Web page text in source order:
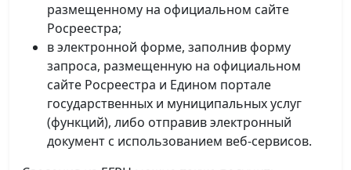
размещенному на официальном сайте
Росреестра;
в электронной форме, заполнив форму
запроса, размещенную на официальном
сайте Росреестра и Едином портале
государственных и муниципальных услуг
(функций), либо отправив электронный
документ с использованием веб-сервисов.